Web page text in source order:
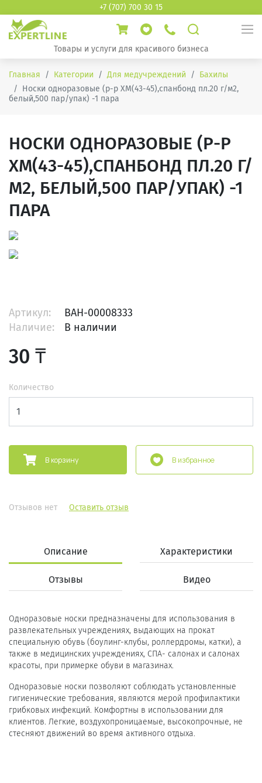
+7 (707) 700 30 15
Товары и услуги для красивого бизнеса
Главная Категории Для медучреждений
Бахилы
Носки одноразовые (р-р XM(43-45),спанбонд пл.20 г/м2,
белый,500 пар/упак) -1 пара
НОСКИ ОДНОРАЗОВЫЕ (Р-Р
XM(43-45),СПАНБОНД ПЛ.20 Г/
М2, БЕЛЫЙ,500 ПАР/УПАК) -1
ПАРА
Артикул:
BAH-00008333
Наличие:
В наличии
30 ₸
Количество
В корзину В избранное
Отзывов нет Оставить отзыв
Описание Характеристики
Отзывы Видео
Одноразовые носки предназначены для использования в
развлекательных учреждениях, выдающих на прокат
специальную обувь (боулинг-клубы, роллердромы, катки), а
также в медицинских учреждениях, СПА- салонах и салонах
красоты, при примерке обуви в магазинах.
Одноразовые носки позволяют соблюдать установленные
гигиенические требования, являются мерой профилактики
грибковых инфекций. Комфортны в использовании для
клиентов. Легкие, воздухопроницаемые, высокопрочные, не
стесняют движений во время активного отдыха.